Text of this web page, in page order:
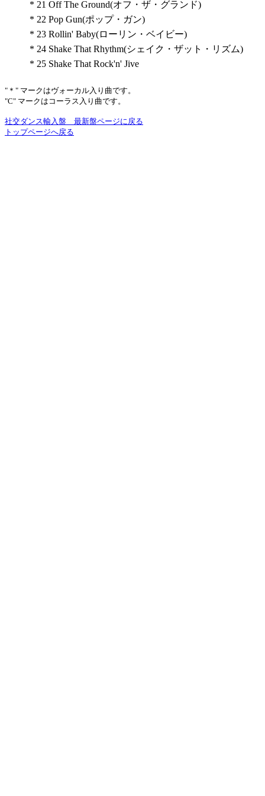
* 21 Off The Ground(オフ・ザ・グランド)
* 22 Pop Gun(ポップ・ガン)
* 23 Rollin' Baby(ローリン・ベイビー)
* 24 Shake That Rhythm(シェイク・ザット・リズム)
* 25 Shake That Rock'n' Jive
"＊" マークはヴォーカル入り曲です。
"C" マークはコーラス入り曲です。
社交ダンス輸入盤 最新盤ページに戻る
トップページへ戻る